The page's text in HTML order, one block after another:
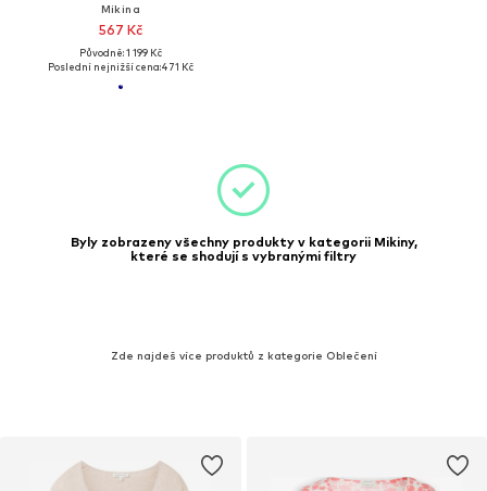
Mikina
567 Kč
Původně: 1 199 Kč
Poslední nejnižší cena:471 Kč
Byly zobrazeny všechny produkty v kategorii Mikiny,
které se shodují s vybranými filtry
Zde najdeš více produktů z kategorie Oblečení